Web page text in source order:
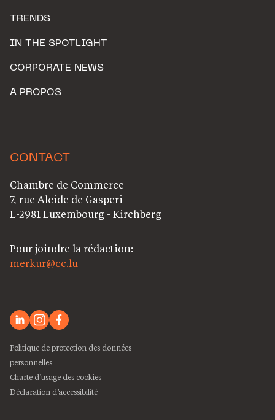
TRENDS
IN THE SPOTLIGHT
CORPORATE NEWS
A PROPOS
CONTACT
Chambre de Commerce
7, rue Alcide de Gasperi
L-2981 Luxembourg - Kirchberg
Pour joindre la rédaction:
merkur@cc.lu
Politique de protection des données
personnelles
Charte d’usage des cookies
Déclaration d’accessibilité